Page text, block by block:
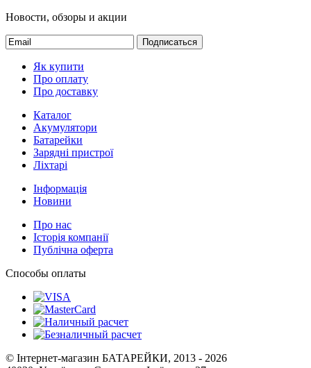
Новости, обзоры и акции
Подписаться
Як купити
Про оплату
Про доставку
Каталог
Акумулятори
Батарейки
Зарядні пристрої
Ліхтарі
Інформація
Новини
Про нас
Історія компанії
Публічна оферта
Способы оплаты
© Інтернет-магазин БАТАРЕЙКИ, 2013 - 2026